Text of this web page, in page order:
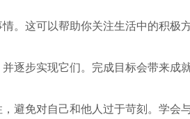
。这可以帮助你关注生活中的积极
逐步实现它们。完成目标会带来成
避免对自己和他人过于苛刻。学会